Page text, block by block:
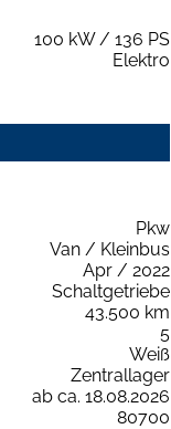
100 kW / 136 PS
Elektro
Pkw
Van / Kleinbus
Apr / 2022
Schaltgetriebe
43.500 km
5
Weiß
Zentrallager
ab ca. 18.08.2026
80700